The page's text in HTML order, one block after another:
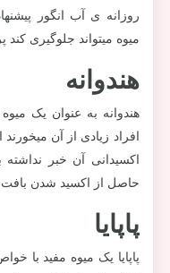
روزانه ی آب انگور
میوه میتواند جلوگیری
هندوانه
هندوانه به عنوان یک
افراد زیادی از آن
اکسیدانی آن خبر
حاصل از اکسید شدن بافت
پاپایا
پاپایا یک میوه مفید با